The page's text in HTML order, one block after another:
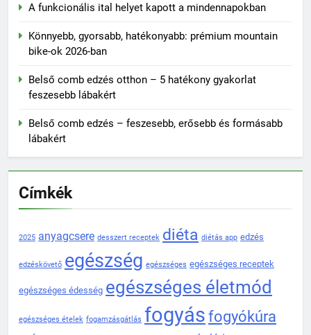
A funkcionális ital helyet kapott a mindennapokban
Könnyebb, gyorsabb, hatékonyabb: prémium mountain
bike-ok 2026-ban
Belső comb edzés otthon – 5 hatékony gyakorlat
feszesebb lábakért
Belső comb edzés – feszesebb, erősebb és formásabb
lábakért
Címkék
2025 anyagcsere desszert receptek diéta diétás app edzés
edzéskövető egészség egészséges egészséges receptek
egészséges édesség egészséges életmód
egészséges ételek fogamzásgátlás fogyás fogyókúra